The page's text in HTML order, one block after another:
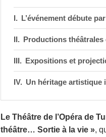
L’événement débute
Productions
Expositions et
Un héritage artistique
Le Théâtre de l’Opéra de
théâtre… Sortie à la vie »,